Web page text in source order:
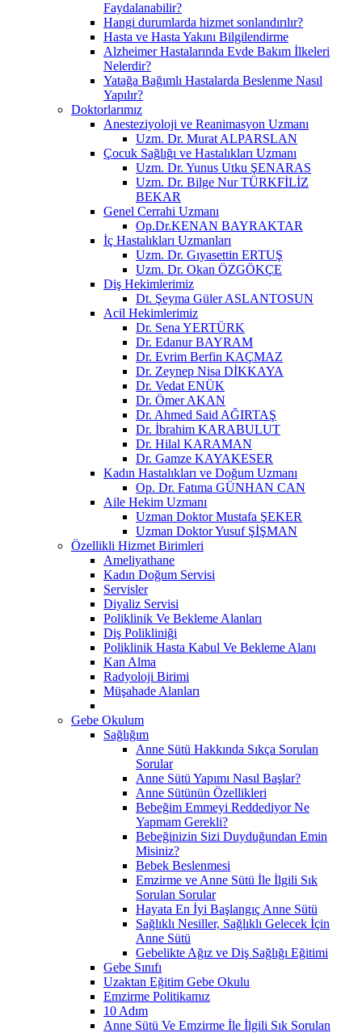
Faydalanabilir?
Hangi durumlarda hizmet sonlandırılır?
Hasta ve Hasta Yakını Bilgilendirme
Alzheimer Hastalarında Evde Bakım İlkeleri
Nelerdir?
Yatağa Bağımlı Hastalarda Beslenme Nasıl
Yapılır?
Doktorlarımız
Anesteziyoloji ve Reanimasyon Uzmanı
Uzm. Dr. Murat ALPARSLAN
Çocuk Sağlığı ve Hastalıkları Uzmanı
Uzm. Dr. Yunus Utku ŞENARAS
Uzm. Dr. Bilge Nur TÜRKFİLİZ
BEKAR
Genel Cerrahi Uzmanı
Op.Dr.KENAN BAYRAKTAR
İç Hastalıkları Uzmanları
Uzm. Dr. Gıyasettin ERTUŞ
Uzm. Dr. Okan ÖZGÖKÇE
Diş Hekimlerimiz
Dt. Şeyma Güler ASLANTOSUN
Acil Hekimlerimiz
Dr. Sena YERTÜRK
Dr. Edanur BAYRAM
Dr. Evrim Berfin KAÇMAZ
Dr. Zeynep Nisa DİKKAYA
Dr. Vedat ENÜK
Dr. Ömer AKAN
Dr. Ahmed Said AĞIRTAŞ
Dr. İbrahim KARABULUT
Dr. Hilal KARAMAN
Dr. Gamze KAYAKESER
Kadın Hastalıkları ve Doğum Uzmanı
Op. Dr. Fatıma GÜNHAN CAN
Aile Hekim Uzmanı
Uzman Doktor Mustafa ŞEKER
Uzman Doktor Yusuf ŞİŞMAN
Özellikli Hizmet Birimleri
Ameliyathane
Kadın Doğum Servisi
Servisler
Diyaliz Servisi
Poliklinik Ve Bekleme Alanları
Diş Polikliniği
Poliklinik Hasta Kabul Ve Bekleme Alanı
Kan Alma
Radyoloji Birimi
Müşahade Alanları
Gebe Okulum
Sağlığım
Anne Sütü Hakkında Sıkça Sorulan
Sorular
Anne Sütü Yapımı Nasıl Başlar?
Anne Sütünün Özellikleri
Bebeğim Emmeyi Reddediyor Ne
Yapmam Gerekli?
Bebeğinizin Sizi Duyduğundan Emin
Misiniz?
Bebek Beslenmesi
Emzirme ve Anne Sütü İle İlgili Sık
Sorulan Sorular
Hayata En İyi Başlangıç Anne Sütü
Sağlıklı Nesiller, Sağlıklı Gelecek İçin
Anne Sütü
Gebelikte Ağız ve Diş Sağlığı Eğitimi
Gebe Sınıfı
Uzaktan Eğitim Gebe Okulu
Emzirme Politikamız
10 Adım
Anne Sütü Ve Emzirme İle İlgili Sık Sorulan